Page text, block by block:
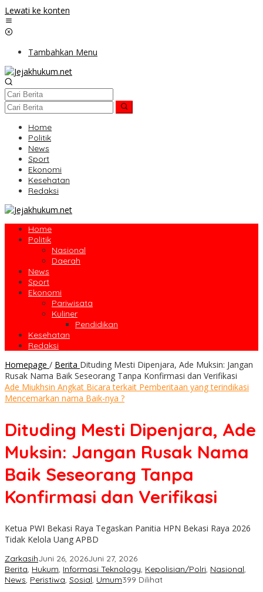
Lewati ke konten
Tambahkan Menu
Home
Politik
News
Sport
Ekonomi
Kesehatan
Redaksi
Home
Politik
Nasional
Daerah
News
Sport
Ekonomi
Pariwisata
Kuliner
Pendidikan
Kesehatan
Redaksi
Homepage / Berita Dituding Mesti Dipenjara, Ade Muksin: Jangan
Rusak Nama Baik Seseorang Tanpa Konfirmasi dan Verifikasi
Ade Miukhsin Angkat Bicara terkait Pemberitaan yang terindikasi
Mencemarkan nama Baik-nya ?
Dituding Mesti Dipenjara, Ade
Muksin: Jangan Rusak Nama
Baik Seseorang Tanpa
Konfirmasi dan Verifikasi
Ketua PWI Bekasi Raya Tegaskan Panitia HPN Bekasi Raya 2026
Tidak Kelola Uang APBD
ZarkasihJuni 26, 2026Juni 27, 2026
Berita, Hukum, Informasi Teknology, Kepolisian/Polri, Nasional,
News, Peristiwa, Sosial, Umum399 Dilihat